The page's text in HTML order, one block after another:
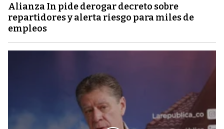
Alianza In pide derogar decreto sobre
repartidores y alerta riesgo para miles de
empleos